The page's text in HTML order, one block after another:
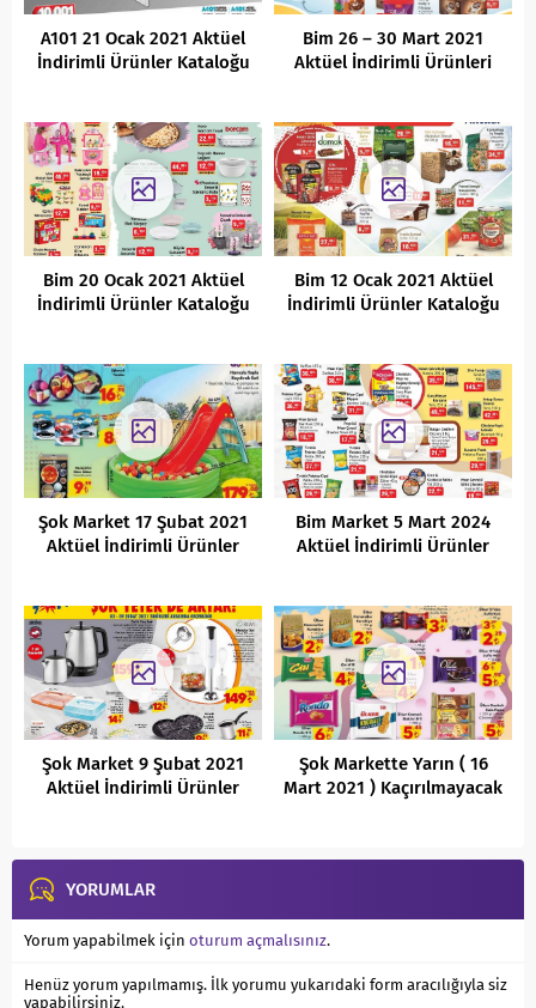
A101 21 Ocak 2021 Aktüel
İndirimli Ürünler Kataloğu
Bim 26 – 30 Mart 2021
Aktüel İndirimli Ürünleri
Bim 20 Ocak 2021 Aktüel
İndirimli Ürünler Kataloğu
Bim 12 Ocak 2021 Aktüel
İndirimli Ürünler Kataloğu
Şok Market 17 Şubat 2021
Aktüel İndirimli Ürünler
Bim Market 5 Mart 2024
Aktüel İndirimli Ürünler
Şok Market 9 Şubat 2021
Aktüel İndirimli Ürünler
Şok Markette Yarın ( 16
Mart 2021 ) Kaçırılmayacak
YORUMLAR
Yorum yapabilmek için oturum açmalısınız.
Henüz yorum yapılmamış. İlk yorumu yukarıdaki form aracılığıyla siz
yapabilirsiniz.